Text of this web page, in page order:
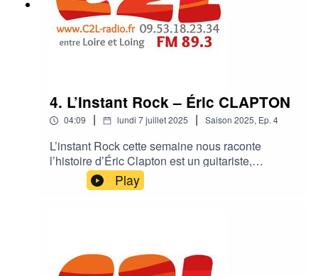
4. L’Instant Rock – Éric CLAPTON
04:09 | lundi 7 juillet 2025 | Saison 2025, Ep. 4
L’instant Rock cette semaine nous raconte
l’histoire d’Éric Clapton est un guitariste,
chanteur et auteur-compositeur britannique
légendaire, reconnu mondialement pour son
et les Yardbirds.
Play